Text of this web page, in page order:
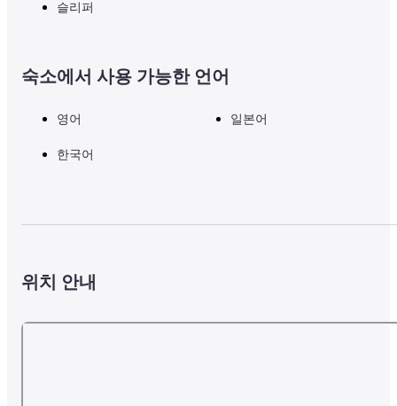
슬리퍼
숙소에서 사용 가능한 언어
영어 일본어
한국어
위치 안내